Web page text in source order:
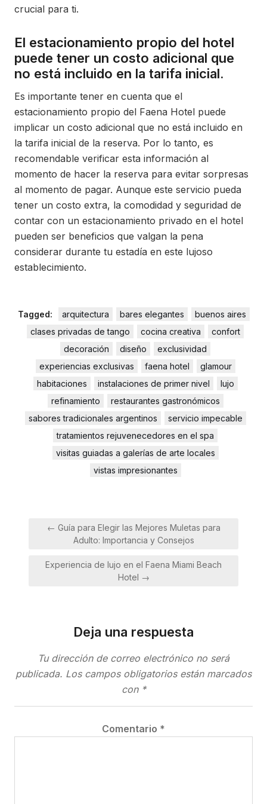
crucial para ti.
El estacionamiento propio del hotel
puede tener un costo adicional que
no está incluido en la tarifa inicial.
Es importante tener en cuenta que el
estacionamiento propio del Faena Hotel puede
implicar un costo adicional que no está incluido en
la tarifa inicial de la reserva. Por lo tanto, es
recomendable verificar esta información al
momento de hacer la reserva para evitar sorpresas
al momento de pagar. Aunque este servicio pueda
tener un costo extra, la comodidad y seguridad de
contar con un estacionamiento privado en el hotel
pueden ser beneficios que valgan la pena
considerar durante tu estadía en este lujoso
establecimiento.
Tagged: arquitectura bares elegantes
buenos aires
clases privadas de tango
cocina creativa
confort
decoración
diseño
exclusividad
experiencias exclusivas
faena hotel
glamour
habitaciones
instalaciones de primer nivel
lujo
refinamiento
restaurantes gastronómicos
sabores tradicionales argentinos
servicio impecable
tratamientos rejuvenecedores en el spa
visitas guiadas a galerías de arte locales
vistas impresionantes
Navegación
← Guía para Elegir las Mejores Muletas para
Adulto: Importancia y Consejos
Experiencia de lujo en el Faena Miami Beach
Hotel →
Deja una respuesta
Tu dirección de correo electrónico no será
publicada. Los campos obligatorios están marcados
con *
Comentario *